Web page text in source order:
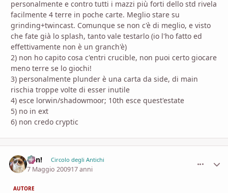
personalmente e contro tutti i mazzi più forti dello std rivela
facilmente 4 terre in poche carte. Meglio stare su
grinding+twincast. Comunque se non c'è di meglio, e visto
che fate già lo splash, tanto vale testarlo (io l'ho fatto ed
effettivamente non è un granch'è)
2) non ho capito cosa c'entri crucible, non puoi certo giocare
meno terre se lo giochi!
3) personalmente plunder è una carta da side, di main
rischia troppe volte di esser inutile
4) esce lorwin/shadowmoor; 10th esce quest'estate
5) no in ext
6) non credo cryptic
Ren! Circolo degli Antichi
7 Maggio 200917 anni
AUTORE